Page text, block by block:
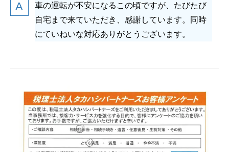
車の運転が不安になるこの頃ですが、たびたび
自宅まで来ていただき、感謝しています。同時
にていねいな対応ありがとうございます。